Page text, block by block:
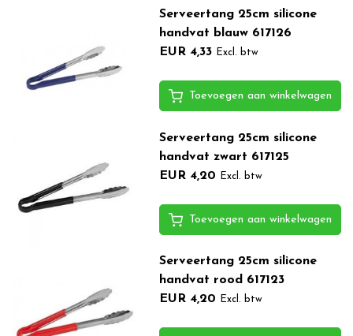
Serveertang 25cm silicone
handvat blauw 617126
EUR 4,33
Excl. btw
Toevoegen aan winkelwagen
Serveertang 25cm silicone
handvat zwart 617125
EUR 4,20
Excl. btw
Toevoegen aan winkelwagen
Serveertang 25cm silicone
handvat rood 617123
EUR 4,20
Excl. btw